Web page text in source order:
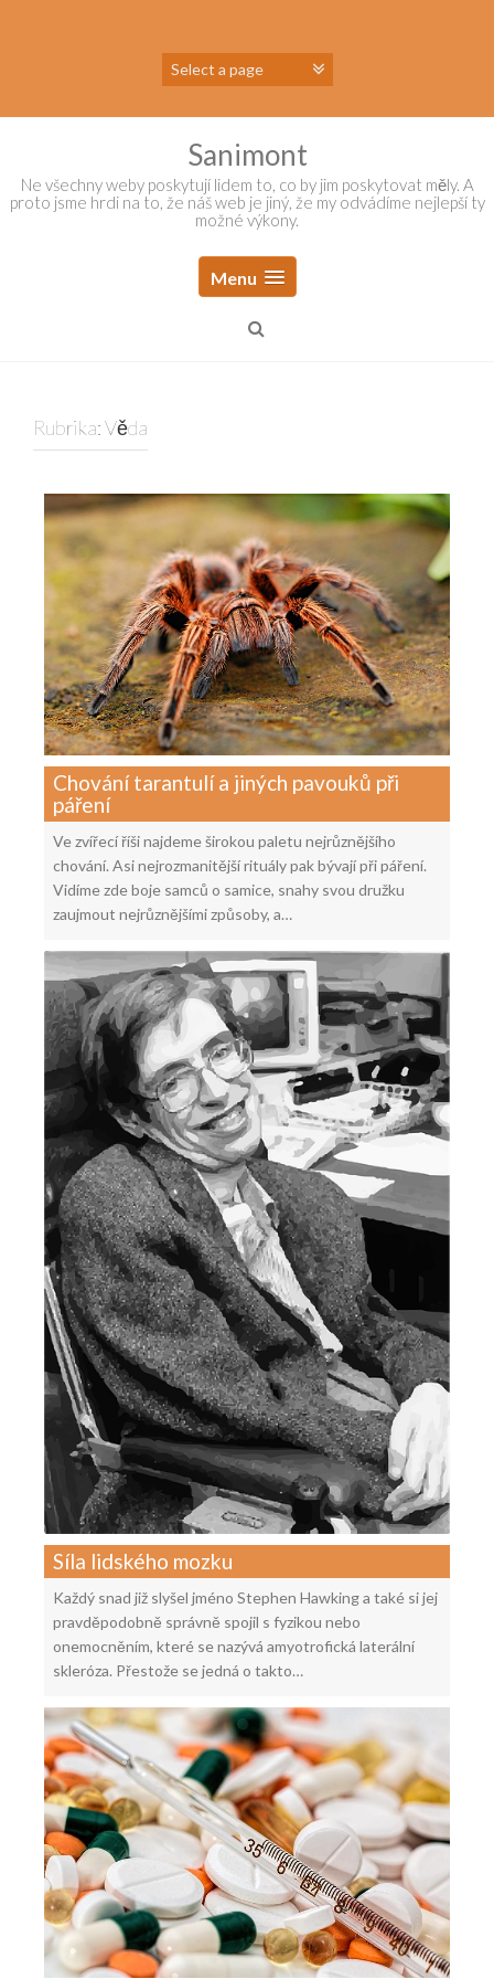
Sanimont
Ne všechny weby poskytují lidem to, co by jim poskytovat měly. A
proto jsme hrdi na to, že náš web je jiný, že my odvádíme nejlepší ty
možné výkony.
Menu
Rubrika:Věda
Chování tarantulí a jiných pavouků při
páření
Ve zvířecí říši najdeme širokou paletu nejrůznějšího
chování. Asi nejrozmanitější rituály pak bývají při páření.
Vidíme zde boje samců o samice, snahy svou družku
zaujmout nejrůznějšími způsoby, a…
Síla lidského mozku
Každý snad již slyšel jméno Stephen Hawking a také si jej
pravděpodobně správně spojil s fyzikou nebo
onemocněním, které se nazývá amyotrofická laterální
skleróza. Přestože se jedná o takto…